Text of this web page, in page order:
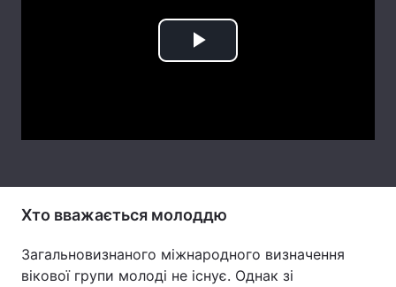
Тема оформлення
Play
Хто вважається молоддю
Загальновизнаного міжнародного визначення
вікової групи молоді не існує. Однак зі